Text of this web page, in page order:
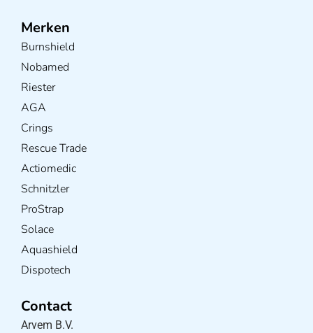
Merken
Burnshield
Nobamed
Riester
AGA
Crings
Rescue Trade
Actiomedic
Schnitzler
ProStrap
Solace
Aquashield
Dispotech
Contact
Arvem B.V.